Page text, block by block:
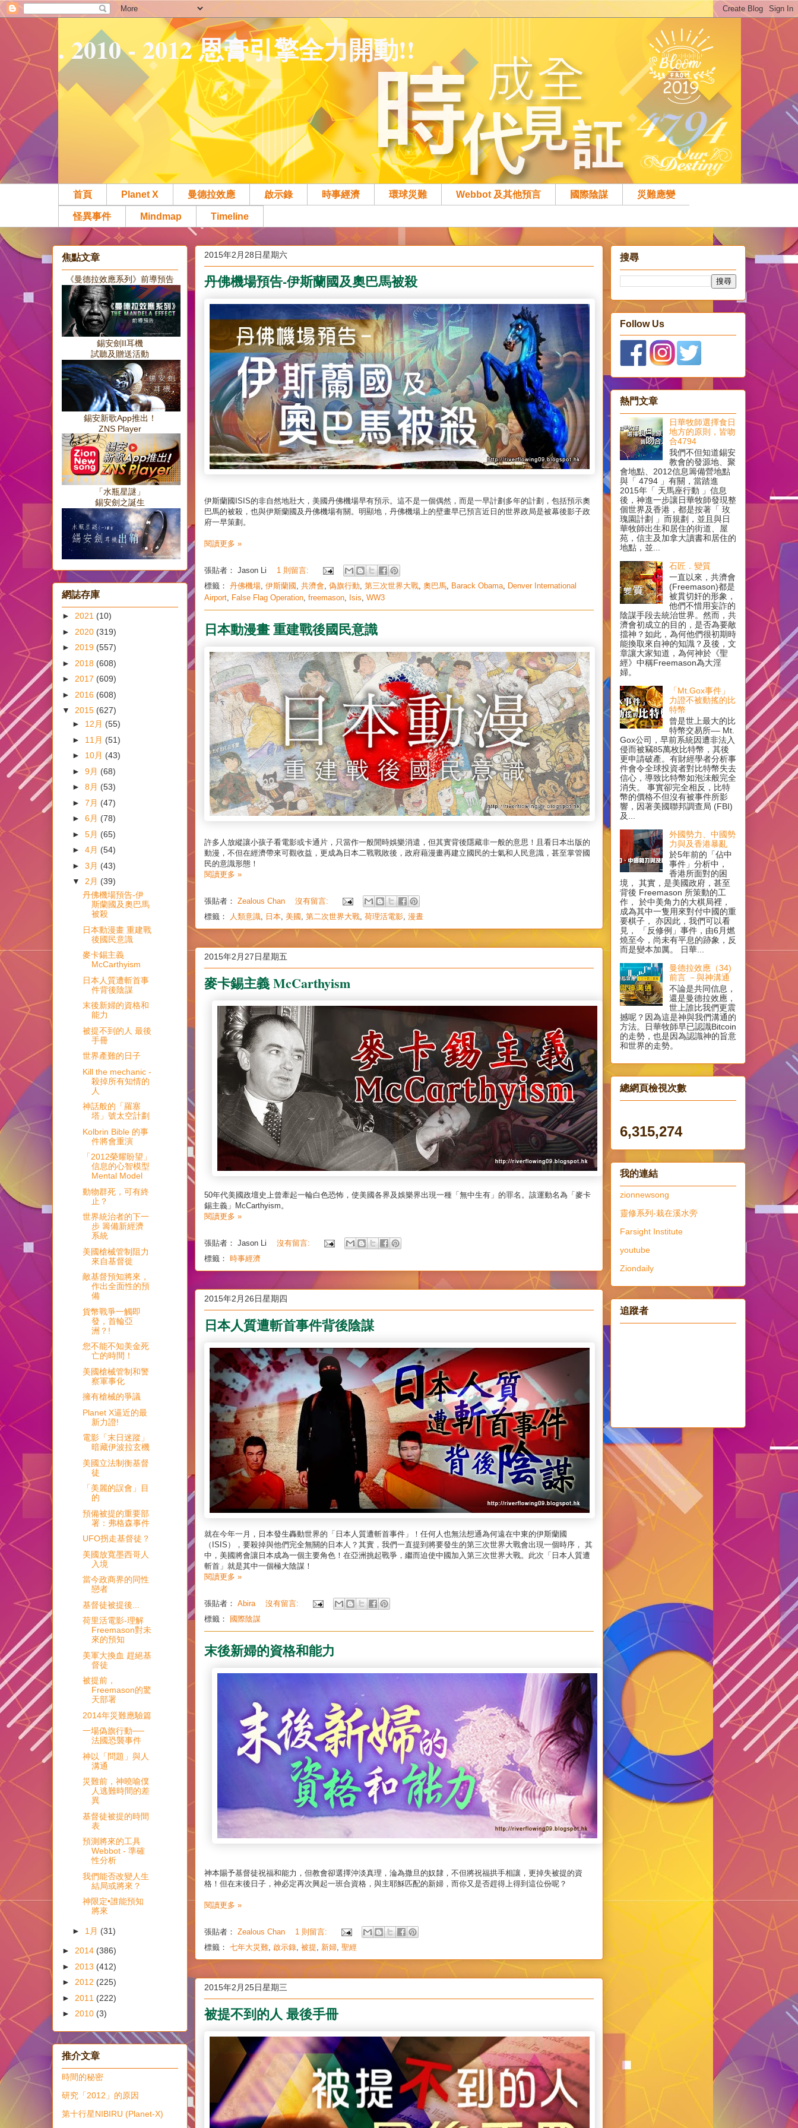
. 2010 - 2012 恩膏引擎全力開動!!
首頁 Planet X 曼德拉效應 啟示錄 時事經濟 環球災難 Webbot 及其他預言 國際陰謀 災難應變
怪異事件 Mindmap Timeline
2015年2月28日星期六
丹佛機場預告-伊斯蘭國及奧巴馬被殺
伊斯蘭國 ISIS的非自然地壯大，美國丹佛機場早有預示。這不是一個偶然，而是一早計劃多年的計劃，包括預示奧
巴馬的被殺，也與伊斯蘭國及丹佛機場有關。明顯地，丹佛機場上的壁畫早已預言近日的世界政局是被幕後影子政
府一早策劃。
閱讀更多 »
張貼者： Jason Li
1 則留言:
標籤： 丹佛機場, 伊斯蘭國 , 共濟會, 偽旗行動, 第三次世界大戰, 奧巴馬, Barack Obama, Denver International
Airport, False Flag Operation, freemason, Isis, WW3
日本動漫畫 重建戰後國民意識
許多人放縱讓小孩子看電影或卡通片，只當作一般閒時娛樂消遣，但其實背後隱藏非一般的意思！且看日本出版的
動漫，不但在經濟帶來可觀收益，更成為日本二戰戰敗後，政府藉漫畫再建立國民的士氣和人民意識，甚至掌管國
民的意識形態！
閱讀更多 »
張貼者： Zealous Chan
沒有留言:
標籤：
人類意識, 日本, 美國 , 第二次世界大戰, 荷理活電影, 漫晝
2015年2月27日星期五
麥卡錫主義 McCarthyism
50年代美國政壇史上曾牽起一輪白色恐怖，使美國各界及娛樂界出現一種「無中生有」的罪名。該運動名為「麥卡
錫主義」McCarthyism。
閱讀更多 »
張貼者： Jason Li
沒有留言:
標籤： 時事經濟
2015年2月26日星期四
日本人質遭斬首事件背後陰謀
就在今年一月，日本發生轟動世界的「日本人質遭斬首事件」！任何人也無法想通為何遠在中東的伊斯蘭國
（ISIS），要殺掉與他們完全無關的日本人？其實，我們一直提到將要發生的第三次世界大戰會出現一個時序， 其
中，美國將會讓日本成為一個主要角色！在亞洲挑起戰爭，繼而迫使中國加入第三次世界大戰。此次「日本人質遭
斬首」就是其中一個極大陰謀！
閱讀更多 »
張貼者： Abira
沒有留言:
標籤：
國際陰謀
末後新婦的資格和能力
神本賜予基督徒祝福和能力，但教會卻選擇沖淡真理，淪為撒旦的奴隸，不但將祝福拱手相讓，更掉失被提的資
格！但在末後日子，神必定再次興起一班合資格，與主耶穌匹配的新婦，而你又是否趕得上得到這位份呢？
閱讀更多 »
張貼者： Zealous Chan
1 則留言:
標籤： 七年大災難, 啟示錄, 被提, 新婦, 聖經
2015年2月25日星期三
被提不到的人 最後手冊
焦點文章
《曼德拉效應系列》前導預告
錫安劍II耳機
試聽及贈送活動
錫安新歌App推出！
ZNS Player
「水瓶星謎」
錫安劍之誕生
網誌存庫
► 2021 (10)
► 2020 (319)
► 2019 (557)
► 2018 (608)
► 2017 (609)
► 2016 (608)
▼ 2015 (627)
► 12月 (55)
► 11月 (51)
► 10月 (43)
► 9月 (68)
► 8月 (53)
► 7月 (47)
► 6月 (78)
► 5月 (65)
► 4月 (54)
► 3月 (43)
▼ 2月 (39)
丹佛機場預告-伊
斯蘭國及奧巴馬
被殺
日本動漫畫 重建戰
後國民意識
麥卡錫主義
McCarthyism
日本人質遭斬首事
件背後陰謀
末後新婦的資格和
能力
被提不到的人 最後
手冊
世界產難的日子
Kill the mechanic -
殺掉所有知情的
人
神話般的「羅塞
塔」號太空計劃
Kolbrin Bible 的事
件將會重演
「2012榮耀盼望」
信息的心智模型
Mental Model
動物群死，可有終
止？
世界統治者的下一
步 籌備新經濟
系統
美國槍械管制阻力
來自基督徙
敵基督預知將來，
作出全面性的預
備
貨幣戰爭一觸即
發，首輪亞
洲？!
您不能不知美金死
亡的時間！
美國槍械管制和警
察軍事化
擁有槍械的爭議
Planet X逼近的最
新力證!
電影「末日迷蹤」
暗藏伊波拉玄機
美國立法制衡基督
徒
「美麗的誤會」目
的
預備被提的重要部
署：弗格森事件
UFO拐走基督徒？
美國放寬墨西哥人
入境
當今政商界的同性
戀者
基督徒被提後...
荷里活電影-理解
Freemason對未
來的預知
美軍大換血 趕絕基
督徒
被提前，
Freemason的驚
天部署
2014年災難應驗篇
一場偽旗行動──
法國恐襲事件
神以「問題」與人
溝通
災難前，神曉喻僕
人逃難時間的差
異
基督徒被提的時間
表
預測將來的工具
Webbot - 準確
性分析
我們能否改變人生
結局或將來？
神限定•誰能預知
將來
► 1月 (31)
► 2014 (386)
► 2013 (412)
► 2012 (225)
► 2011 (222)
► 2010 (3)
推介文章
時間的秘密
研究「2012」的原因
第十行星NIBIRU (Planet-X)
搜尋
Follow Us
熱門文章
日華牧師選擇食日
地方的原則，皆吻
合4794
我們不但知道錫安
教會的發源地、聚
會地點、2012信息籌備營地點
與「 4794 」有關，當踏進
2015年「 天馬座行動 」信息
後，神進一步讓日華牧師發現整
個世界及香港，都是按著「 玫
瑰園計劃 」而規劃，並且與日
華牧師出生和居住的街道、屋
苑，信主及加拿大讀書和居住的
地點，並...
石匠．變質
一直以來，共濟會
(Freemason)都是
被貫切奸的形象，
他們不惜用妄詐的
陰謀手段去統治世界。然而，共
濟會初成立的目的，是否為要敵
擋神？如此，為何他們很初期時
能換取來自神的知識？及後，文
章讓大家知道，為何神於《聖
經》中稱Freemason為大淫
婦。
「Mt.Gox事件」
力證不被動搖的比
特幣
曾是世上最大的比
特幣交易所–– Mt.
Gox公司，早前系統因遭非法入
侵而被竊85萬枚比特幣，其後
更申請破產。有財經學者分析事
件會令全球投資者對比特幣失去
信心，導致比特幣如泡沬般完全
消失。 事實卻完全相反，比特
幣的價格不但沒有被事件所影
響，因著美國聯邦調查局 (FBI)
及...
外國勢力、中國勢
力與及香港暴亂
於5年前的「佔中
事件」分析中，
香港所面對的困
境， 其實，是美國政府，甚至
背後 Freemason 所策動的工
作， 於中美角力的大棋局裡，
成為其中一隻用來對付中國的重
要棋子， 亦因此，我們可以看
見， 「反修例」事件，由6月燃
燒至今，尚未有平息的跡象，反
而是變本加厲。 日華...
曼德拉效應（34)
前言 －與神溝通
不論是共同信息，
還是曼德拉效應，
世上誰比我們更震
撼呢？因為這是神與我們溝通的
方法。日華牧師早已認識Bitcoin
的走勢，也是因為認識神的旨意
和世界的走勢。
總網頁檢視次數
6,315,274
我的連結
zionnewsong
靈修系列-栽在溪水旁
Farsight Institute
youtube
Ziondaily
追蹤者